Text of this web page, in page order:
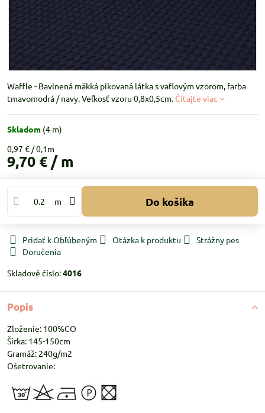
Waffle - Bavlnená mäkká pikovaná látka s vaflovým vzorom, farba
tmavomodrá / navy. Veľkosť vzoru 0,8x0,5cm. Čítajte viac
Skladom (4 m)
0,97 €
9,70 € / m
m Do košíka
Pridať k Obľúbeným Otázka k produktu
Strážny pes
Doručenia
Skladové číslo:4016
Popis
Zloženie: 100%CO
Šírka: 145-150cm
Gramáž: 240g/m2
Ošetrovanie: